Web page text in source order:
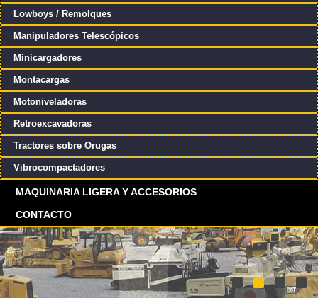
Lowboys / Remolques
Manipuladores Telescópicos
Minicargadores
Montacargas
Motoniveladoras
Retroexcavadoras
Tractores sobre Orugas
Vibrocompactadores
MAQUINARIA LIGERA Y ACCESORIOS
CONTACTO